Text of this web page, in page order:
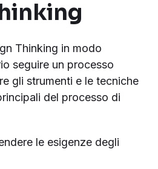
Thinking in modo
seguire un processo
gli strumenti e le tecniche
del processo di
le esigenze degli